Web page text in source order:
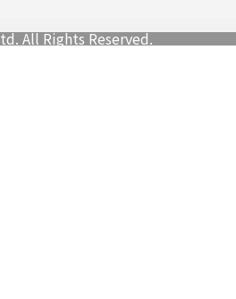
All Rights Reserved.